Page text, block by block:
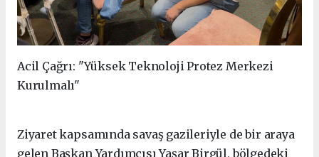
Acil Çağrı: "Yüksek Teknoloji Protez Merkezi
Kurulmalı"
Ziyaret kapsamında savaş gazileriyle de bir araya
gelen Başkan Yardımcısı Yaşar Birgül, bölgedeki